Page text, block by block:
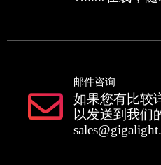
邮件咨询
如果您有比较
以发送到我们